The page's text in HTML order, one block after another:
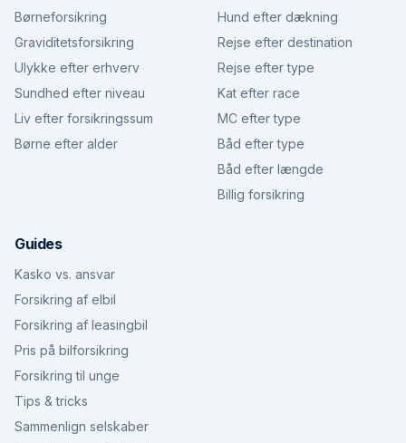
Børneforsikring
Graviditetsforsikring
Ulykke efter erhverv
Sundhed efter niveau
Liv efter forsikringssum
Børne efter alder
Hund efter dækning
Rejse efter destination
Rejse efter type
Kat efter race
MC efter type
Båd efter type
Båd efter længde
Billig forsikring
Guides
Kasko vs. ansvar
Forsikring af elbil
Forsikring af leasingbil
Pris på bilforsikring
Forsikring til unge
Tips & tricks
Sammenlign selskaber